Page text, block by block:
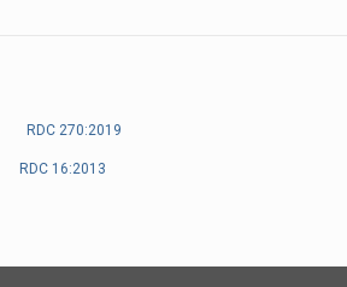
RDC 270:2019
RDC 16:2013